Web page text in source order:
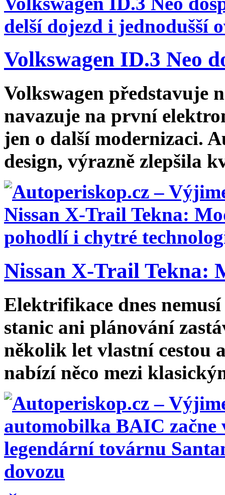
Volkswagen ID.3 Neo
Volkswagen představuje
navazuje na první
jen o další modernizaci.
design, výrazně zlepšila
Nissan X-Trail Tekna:
Elektrifikace dnes
stanic ani plánování
několik let vlastní cestou
nabízí něco mezi